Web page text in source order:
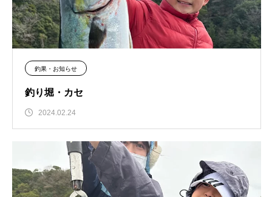
釣果・お知らせ
釣り堀・カセ
2024.02.24